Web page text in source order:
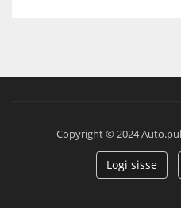
Copyright © 2024
Logi sisse